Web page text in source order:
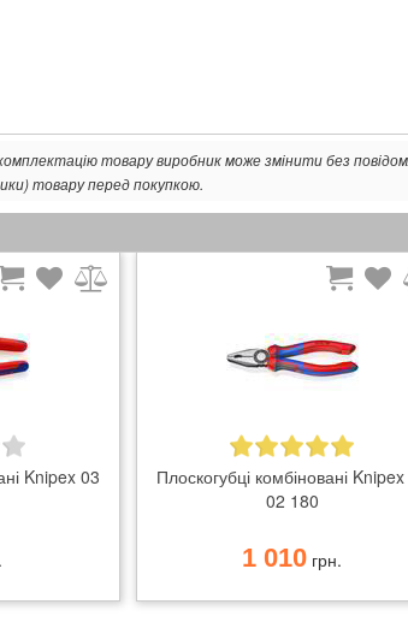
товару виробник може змінити без
товару перед покупкою.
Knipex 03
Плоскогубці комбіновані
02 180
1 010 грн.